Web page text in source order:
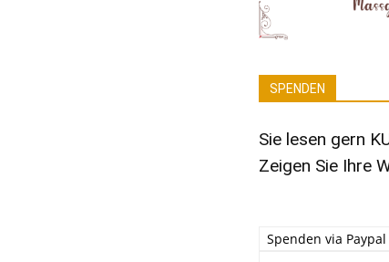
SPENDEN
Sie lesen gern
Zeigen Sie Ihre
Spenden via Paypal